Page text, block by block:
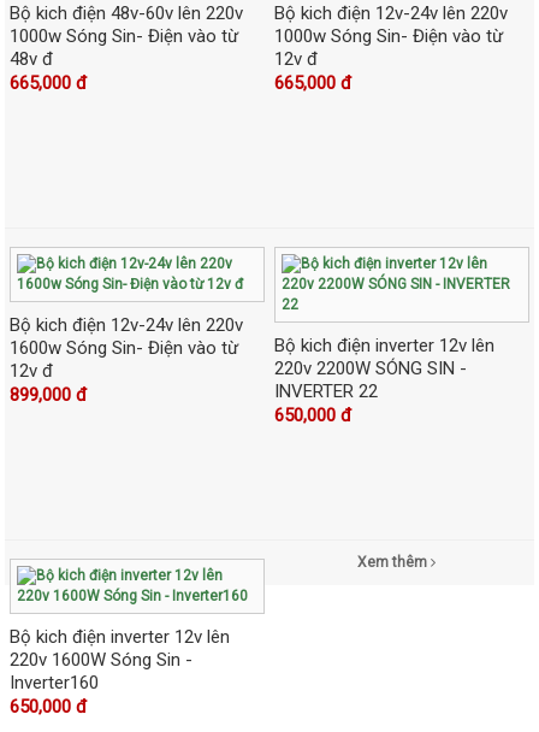
Bộ kich điện 48v-60v lên 220v
1000w Sóng Sin- Điện vào từ
48v đ
665,000 đ
Bộ kich điện 12v-24v lên 220v
1000w Sóng Sin- Điện vào từ
12v đ
665,000 đ
Bộ kich điện 12v-24v lên 220v
1600w Sóng Sin- Điện vào từ
12v đ
899,000 đ
Bộ kich điện inverter 12v lên
220v 2200W SÓNG SIN -
INVERTER 22
650,000 đ
Bộ kich điện inverter 12v lên
220v 1600W Sóng Sin -
Inverter160
650,000 đ
Xem thêm